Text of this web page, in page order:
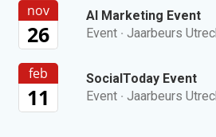
nov
26
AI Marketing Event
Event · Jaarbeurs
feb
11
SocialToday Event
Event · Jaarbeurs